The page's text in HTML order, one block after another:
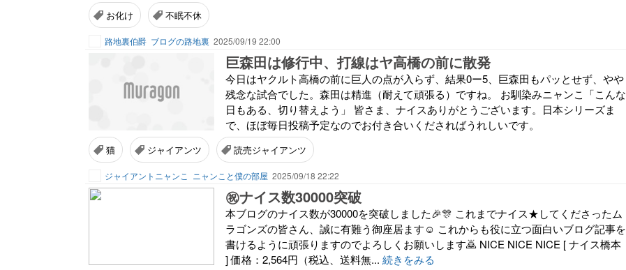
お化け 不眠不休
路地裏伯爵 ブログの路地裏 2025/09/19 22:00
巨森田は修行中、打線はヤ高橋の前に散発
今日はヤクルト高橋の前に巨人の点が入らず、結果0ー5、巨森田もパッとせず、やや
残念な試合でした。森田は精進（耐えて頑張る）ですね。 お馴染みニャンこ「こんな
日もある、切り替えよう」 皆さま、ナイスありがとうございます。日本シリーズま
で、ほぼ毎日投稿予定なのでお付き合いくださればうれしいです。
猫 ジャイアンツ 読売ジャイアンツ
ジャイアントニャンこ ニャンこと僕の部屋 2025/09/18 22:22
㊗ナイス数30000突破
本ブログのナイス数が30000を突破しました🎉🎊 これまでナイス★してくださったム
ラゴンズの皆さん、誠に有難う御座居ます☺️ これからも役に立つ面白いブログ記事を
書けるように頑張りますのでよろしくお願いします🙇 NICE NICE NICE [ ナイス橋本
] 価格：2,564円（税込、送料無... 続きをみる